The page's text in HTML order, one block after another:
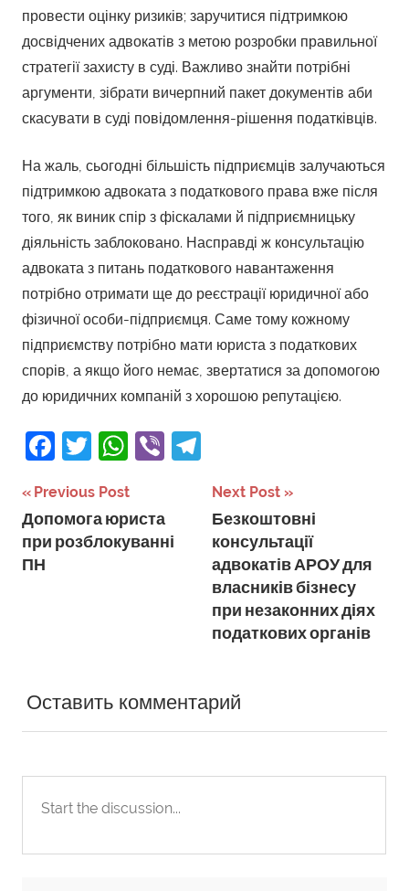
провести оцінку ризиків; заручитися підтримкою
досвідчених адвокатів з метою розробки правильної
стратегії захисту в суді. Важливо знайти потрібні
аргументи, зібрати вичерпний пакет документів аби
скасувати в суді повідомлення-рішення податківців.
На жаль, сьогодні більшість підприємців залучаються
підтримкою адвоката з податкового права вже після
того, як виник спір з фіскалами й підприємницьку
діяльність заблоковано. Насправді ж консультацію
адвоката з питань податкового навантаження
потрібно отримати ще до реєстрації юридичної або
фізичної особи-підприємця. Саме тому кожному
підприємству потрібно мати юриста з податкових
спорів, а якщо його немає, звертатися за допомогою
до юридичних компаній з хорошою репутацією.
Facebook
Twitter
WhatsApp
Viber
Навігація
записів
Previous Post
Допомога юриста
при розблокуванні
ПН
Next Post
Безкоштовні
консультації
адвокатів АРОУ для
власників бізнесу
при незаконних діях
податкових органів
Оставить комментарий